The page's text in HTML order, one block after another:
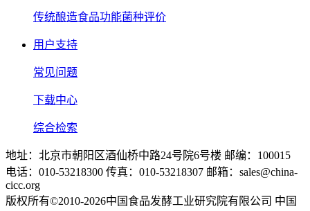
传统酿造食品功能菌种评价
用户支持
常见问题
下载中心
综合检索
地址：北京市朝阳区酒仙桥中路24号院6号楼 邮编：100015
电话：010-53218300 传真：010-53218307 邮箱：sales@china-
cicc.org
版权所有©2010-2026中国食品发酵工业研究院有限公司 中国